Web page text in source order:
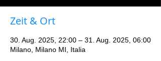
Zeit & Ort
30. Aug. 2025, 22:00 – 31. Aug. 2025, 06:00
Milano, Milano MI, Italia